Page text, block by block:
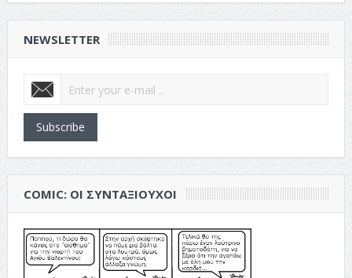
NEWSLETTER
Subscribe
COMIC: ΟΙ ΣΥΝΤΑΞΙΟΎΧΟΙ